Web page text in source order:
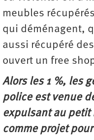
meubles
qui déménagent,
aussi récupéré
ouvert un free
Alors les 1 %, les
police est venue
expulsant au
comme projet